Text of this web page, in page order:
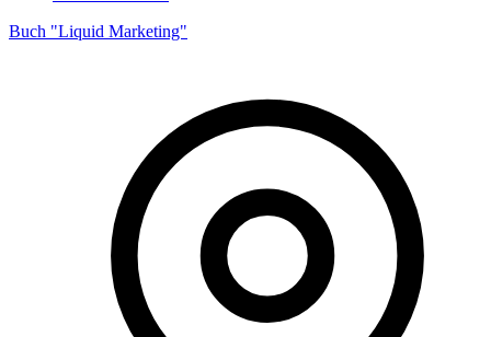
Buch "Liquid Marketing"